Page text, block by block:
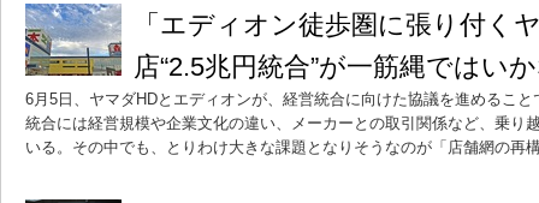
「エディオン徒歩圏に張り付
店“2.5兆円統合”が一筋縄ではい
6月5日、ヤマダHDとエディオンが、経営統合に向けた協議を進めるこ
統合には経営規模や企業文化の違い、メーカーとの取引関係など、乗り
いる。その中でも、とりわけ大きな課題となりそうなのが「店舗網の再